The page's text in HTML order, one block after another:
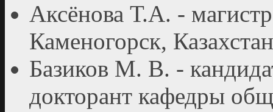
Аксёнова Т.А. -
Каменогорск,
Базиков М. В. -
докторант кафедры